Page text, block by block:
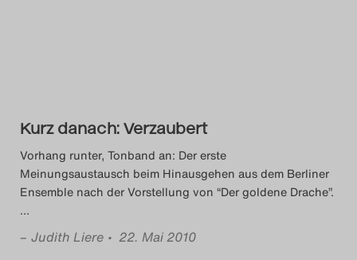
2015
Das Theatertreffen-Blog
2016
Das Theatertreffen-Blog
Kurz danach: Verzaubert
Vorhang runter, Tonband an: Der erste
Meinungsaustausch beim Hinausgehen aus dem Berliner
Ensemble nach der Vorstellung von “Der goldene Drache”.
…
– Judith Liere • 22. Mai 2010